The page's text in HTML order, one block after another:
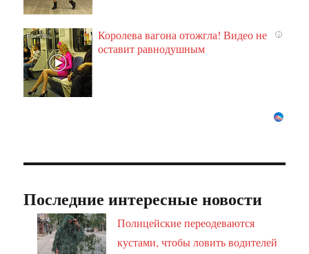
i
Королева вагона отожгла! Видео не
оставит равнодушным
Последние интересные новости
Полицейские переодеваются
кустами, чтобы ловить водителей